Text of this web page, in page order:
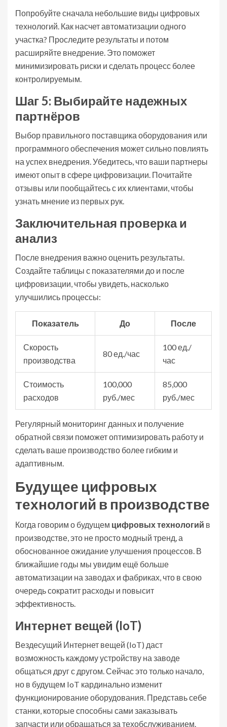
Попробуйте сначала небольшие виды цифровых
технологий. Как насчет автоматизации одного
участка? Проследите результаты и потом
расширяйте внедрение. Это поможет
минимизировать риски и сделать процесс более
контролируемым.
Шаг 5: Выбирайте надежных
партнёров
Выбор правильного поставщика оборудования или
программного обеспечения может сильно повлиять
на успех внедрения. Убедитесь, что ваши партнеры
имеют опыт в сфере цифровизации. Почитайте
отзывы или пообщайтесь с их клиентами, чтобы
узнать мнение из первых рук.
Заключительная проверка и
анализ
После внедрения важно оценить результаты.
Создайте таблицы с показателями до и после
цифровизации, чтобы увидеть, насколько
улучшились процессы:
Показатель До После
Скорость
производства
80 ед./час
100 ед./
час
Стоимость
расходов
100,000
руб./мес
85,000
руб./мес
Регулярный мониторинг данных и получение
обратной связи поможет оптимизировать работу и
сделать ваше производство более гибким и
адаптивным.
Будущее цифровых
технологий в производстве
Когда говорим о будущем цифровых технологий в
производстве, это не просто модный тренд, а
обоснованное ожидание улучшения процессов. В
ближайшие годы мы увидим ещё больше
автоматизации на заводах и фабриках, что в свою
очередь сократит расходы и повысит
эффективность.
Интернет вещей (IoT)
Вездесущий Интернет вещей (IoT) даст
возможность каждому устройству на заводе
общаться друг с другом. Сейчас это только начало,
но в будущем IoT кардинально изменит
функционирование оборудования. Представь себе
станки, которые способны сами заказывать
запчасти или обращаться за техобслуживанием.